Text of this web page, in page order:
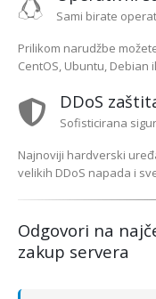
Sami birate
Prilikom narudžbe
CentOS, Ubuntu,
DDoS
Sofisticirana
Najnoviji hardverski
velikih DDoS napada i
Odgovori na
zakup servera